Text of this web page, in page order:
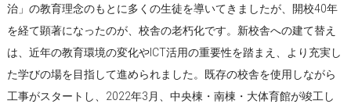
治」の教育理念のもとに多くの生徒を導いてきましたが、開校40年
を経て顕著になったのが、校舎の老朽化です。新校舎への建て替え
は、近年の教育環境の変化やICT活用の重要性を踏まえ、より充実し
た学びの場を目指して進められました。既存の校舎を使用しながら
工事がスタートし、2022年3月、中央棟・南棟・大体育館が竣工し